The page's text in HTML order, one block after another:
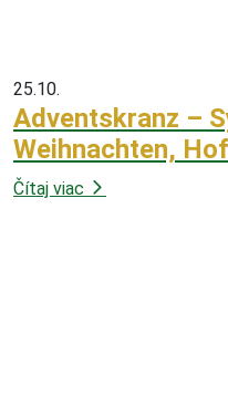
25.10.
Adventskranz –
Weihnachten,
Čítaj viac